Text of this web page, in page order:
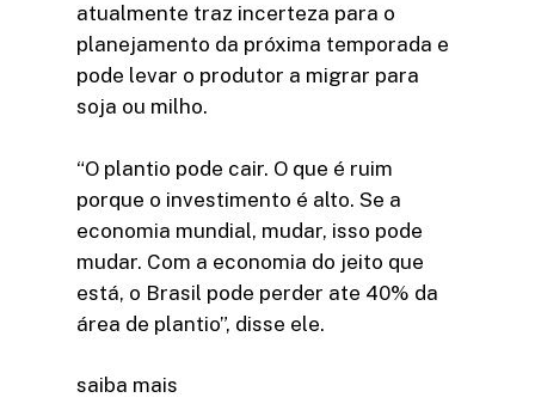
atualmente traz incerteza para o
planejamento da próxima temporada e
pode levar o produtor a migrar para
soja ou milho.
“O plantio pode cair. O que é ruim
porque o investimento é alto. Se a
economia mundial, mudar, isso pode
mudar. Com a economia do jeito que
está, o Brasil pode perder ate 40% da
área de plantio”, disse ele.
saiba mais